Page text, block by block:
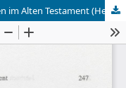
Die prophetischen Analogiehandlungen im Alten Testament (Heiko Wenzel